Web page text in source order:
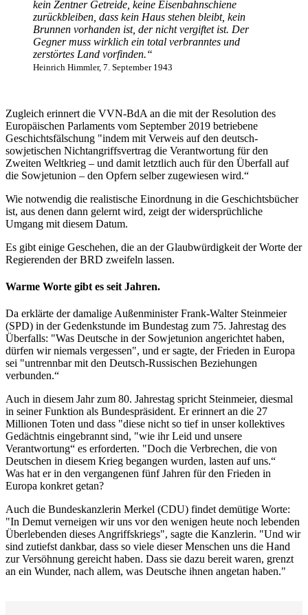
kein Zentner Getreide, keine Eisenbahnschiene
zurückbleiben, dass kein Haus stehen bleibt, kein
Brunnen vorhanden ist, der nicht vergiftet ist. Der
Gegner muss wirklich ein total verbranntes und
zerstörtes Land vorfinden.“
Heinrich Himmler, 7. September 1943
Zugleich erinnert die VVN-BdA an die mit der Resolution des
Europäischen Parlaments vom September 2019 betriebene
Geschichtsfälschung "indem mit Verweis auf den deutsch-
sowjetischen Nichtangriffsvertrag die Verantwortung für den
Zweiten Weltkrieg – und damit letztlich auch für den Überfall auf
die Sowjetunion – den Opfern selber zugewiesen wird.“
Wie notwendig die realistische Einordnung in die Geschichtsbücher
ist, aus denen dann gelernt wird, zeigt der widersprüchliche
Umgang mit diesem Datum.
Es gibt einige Geschehen, die an der Glaubwürdigkeit der Worte der
Regierenden der BRD zweifeln lassen.
Warme Worte gibt es seit Jahren.
Da erklärte der damalige Außenminister Frank-Walter Steinmeier
(SPD) in der Gedenkstunde im Bundestag zum 75. Jahrestag des
Überfalls: "Was Deutsche in der Sowjetunion angerichtet haben,
dürfen wir niemals vergessen", und er sagte, der Frieden in Europa
sei "untrennbar mit den Deutsch-Russischen Beziehungen
verbunden.“
Auch in diesem Jahr zum 80. Jahrestag spricht Steinmeier, diesmal
in seiner Funktion als Bundespräsident. Er erinnert an die 27
Millionen Toten und dass "diese nicht so tief in unser kollektives
Gedächtnis eingebrannt sind, "wie ihr Leid und unsere
Verantwortung“ es erforderten. "Doch die Verbrechen, die von
Deutschen in diesem Krieg begangen wurden, lasten auf uns.“
Was hat er in den vergangenen fünf Jahren für den Frieden in
Europa konkret getan?
Auch die Bundeskanzlerin Merkel (CDU) findet demütige Worte:
"In Demut verneigen wir uns vor den wenigen heute noch lebenden
Überlebenden dieses Angriffskriegs", sagte die Kanzlerin. "Und wir
sind zutiefst dankbar, dass so viele dieser Menschen uns die Hand
zur Versöhnung gereicht haben. Dass sie dazu bereit waren, grenzt
an ein Wunder, nach allem, was Deutsche ihnen angetan haben."